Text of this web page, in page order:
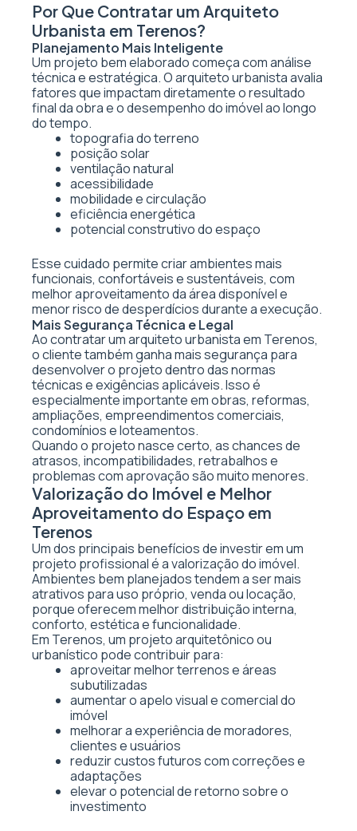
Por Que Contratar um Arquiteto
Urbanista em Terenos?
Planejamento Mais Inteligente
Um projeto bem elaborado começa com análise
técnica e estratégica. O arquiteto urbanista avalia
fatores que impactam diretamente o resultado
final da obra e o desempenho do imóvel ao longo
do tempo.
topografia do terreno
posição solar
ventilação natural
acessibilidade
mobilidade e circulação
eficiência energética
potencial construtivo do espaço
Esse cuidado permite criar ambientes mais
funcionais, confortáveis e sustentáveis, com
melhor aproveitamento da área disponível e
menor risco de desperdícios durante a execução.
Mais Segurança Técnica e Legal
Ao contratar um arquiteto urbanista em Terenos,
o cliente também ganha mais segurança para
desenvolver o projeto dentro das normas
técnicas e exigências aplicáveis. Isso é
especialmente importante em obras, reformas,
ampliações, empreendimentos comerciais,
condomínios e loteamentos.
Quando o projeto nasce certo, as chances de
atrasos, incompatibilidades, retrabalhos e
problemas com aprovação são muito menores.
Valorização do Imóvel e Melhor
Aproveitamento do Espaço em
Terenos
Um dos principais benefícios de investir em um
projeto profissional é a valorização do imóvel.
Ambientes bem planejados tendem a ser mais
atrativos para uso próprio, venda ou locação,
porque oferecem melhor distribuição interna,
conforto, estética e funcionalidade.
Em Terenos, um projeto arquitetônico ou
urbanístico pode contribuir para:
aproveitar melhor terrenos e áreas
subutilizadas
aumentar o apelo visual e comercial do
imóvel
melhorar a experiência de moradores,
clientes e usuários
reduzir custos futuros com correções e
adaptações
elevar o potencial de retorno sobre o
investimento